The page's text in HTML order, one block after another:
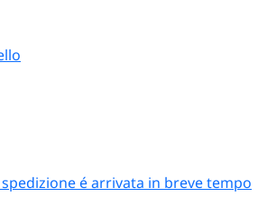
é arrivata in breve tempo